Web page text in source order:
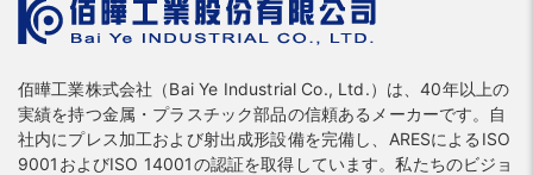
佰曄工業株式会社（Bai Ye Industrial Co., Ltd.）は、40年以上の
実績を持つ金属・プラスチック部品の信頼あるメーカーです。自
社内にプレス加工および射出成形設備を完備し、ARESによるISO
9001およびISO 14001の認証を取得しています。私たちのビジョ